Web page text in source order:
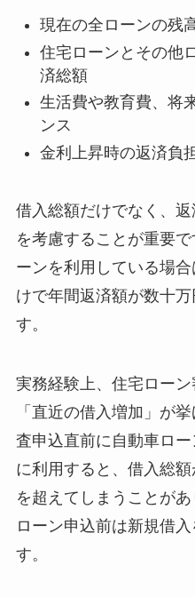
現在の全ローンの残
住宅ローンとその他
済総額
生活費や教育費、将
ンス
金利上昇時の返済負
借入総額だけでなく、
を考慮することが重要
ーンを利用している場
けで年間返済額が数十
す。
実務経験上、住宅ロー
「直近の借入増加」が
査申込直前に自動車ロ
に利用すると、借入総
を超えてしまうことが
ローン申込前は新規借
す。